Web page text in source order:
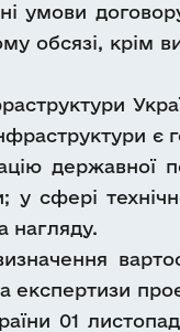
умови
обсязі, крім
державної
у сфері
нагляду.
01